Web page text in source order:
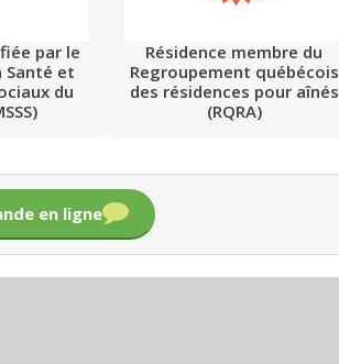
par le
Santé et
du
Résidence membre du
Regroupement québécois
des résidences pour aînés
(RQRA)
en ligne